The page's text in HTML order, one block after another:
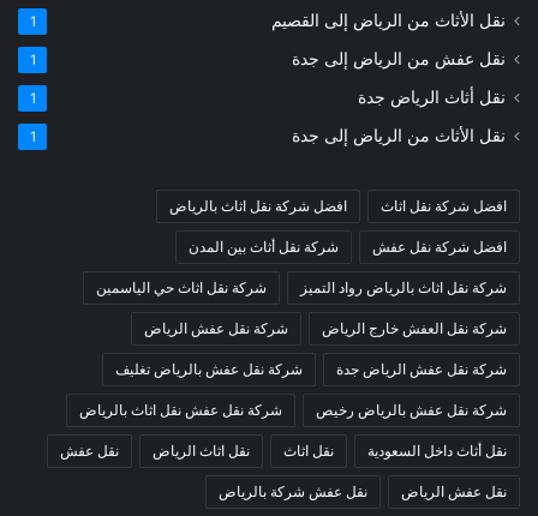
نقل الأثاث من الرياض إلى القصيم 1
نقل عفش من الرياض إلى جدة 1
نقل أثاث الرياض جدة 1
نقل الأثاث من الرياض إلى جدة 1
افضل شركة نقل اثاث افضل شركة نقل اثاث بالرياض
افضل شركة نقل عفش شركة نقل أثاث بين المدن
شركة نقل اثاث بالرياض رواد التميز شركة نقل اثاث حي الياسمين
شركة نقل العفش خارج الرياض شركة نقل عفش الرياض
شركة نقل عفش الرياض جدة شركة نقل عفش بالرياض تغليف
شركة نقل عفش بالرياض رخيص شركة نقل عفش نقل اثاث بالرياض
نقل أثاث داخل السعودية نقل اثاث نقل اثاث الرياض نقل عفش
نقل عفش الرياض نقل عفش شركة بالرياض